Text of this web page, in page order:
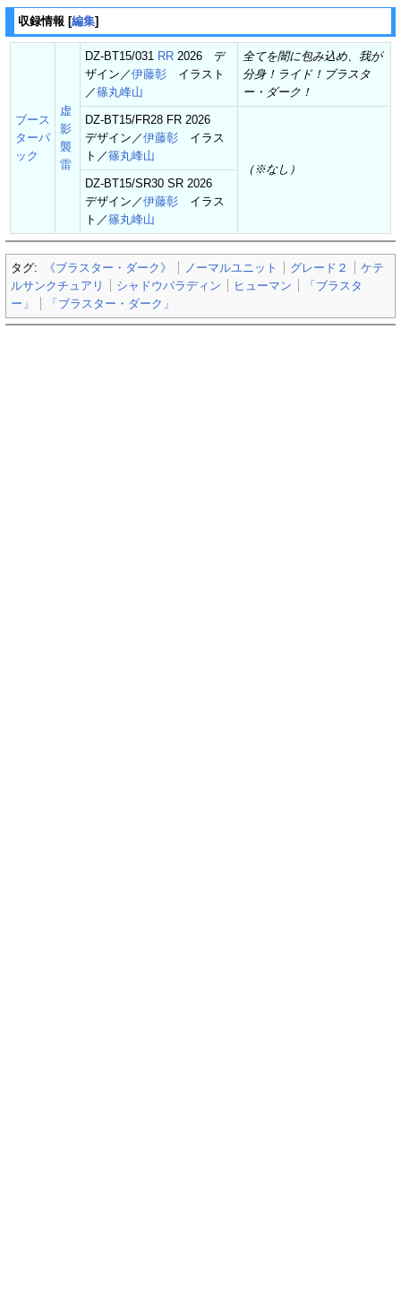
収録情報 [編集]
ブース
ターパ
ック
虚
影
襲
雷
DZ-BT15/031 RR 2026 デ
ザイン／伊藤彰 イラスト
／篠丸峰山
全てを闇に包み込め、我が
分身！ライド！ブラスタ
ー・ダーク！
DZ-BT15/FR28 FR 2026
デザイン／伊藤彰 イラス
ト／篠丸峰山
（※なし）
DZ-BT15/SR30 SR 2026
デザイン／伊藤彰 イラス
ト／篠丸峰山
タグ: 《ブラスター・ダーク》 ノーマルユニット グレード２
ケテ
ルサンクチュアリ
シャドウパラディン ヒューマン
「ブラスタ
ー」
「ブラスター・ダーク」